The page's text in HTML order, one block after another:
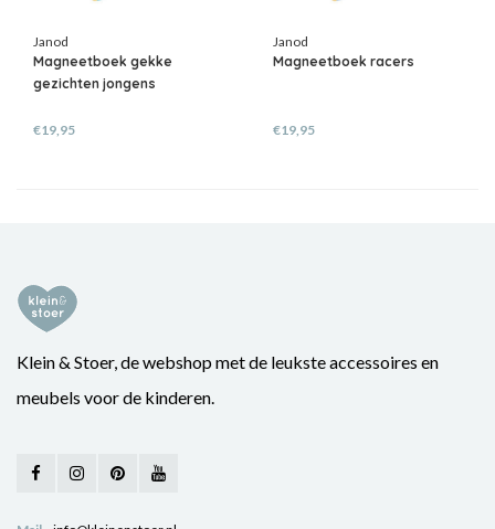
Janod
Magneetboek gekke
gezichten jongens
€19,95
Janod
Magneetboek racers
€19,95
Klein & Stoer, de webshop met de leukste accessoires en
meubels voor de kinderen.